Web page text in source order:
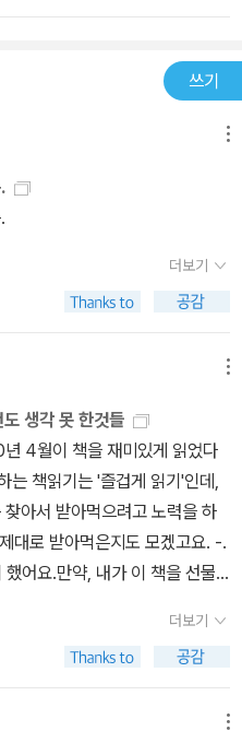
쓰기
더보기
생각 못 한것들
4월이 책을 재미있게 읽었다
는 책읽기는 '즐겁게 읽기'인데,
아서 받아먹으려고 노력을 하
대로 받아먹은지도 모겠고요. -.
어요.만약, 내가 이 책을 선물
남겼을거예요. 그러고보면 이
인이 썼다 생각하면, 조금 더 신
번도 생각 못한 것'을 생각하게
었어요.재미있지는 않지만, 좋
더보기